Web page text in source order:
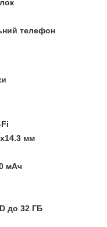
телефон
мм
мАч
до 32 ГБ